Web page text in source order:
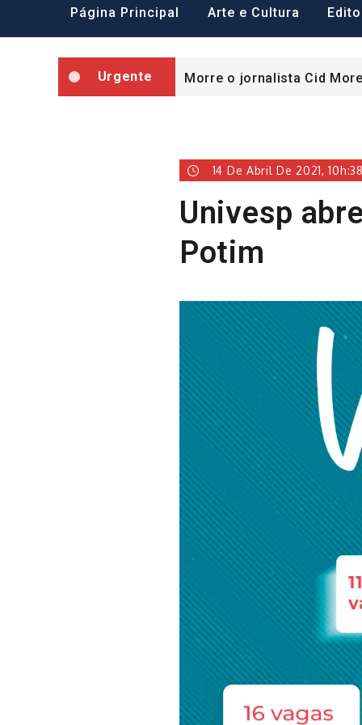
Página Principal Arte e Cultura
Urgente
COMUNICADO SCML
Morre o jornalista Cid
COMUNICADO SCML
14 De Abril De 2021,
Univesp
Potim